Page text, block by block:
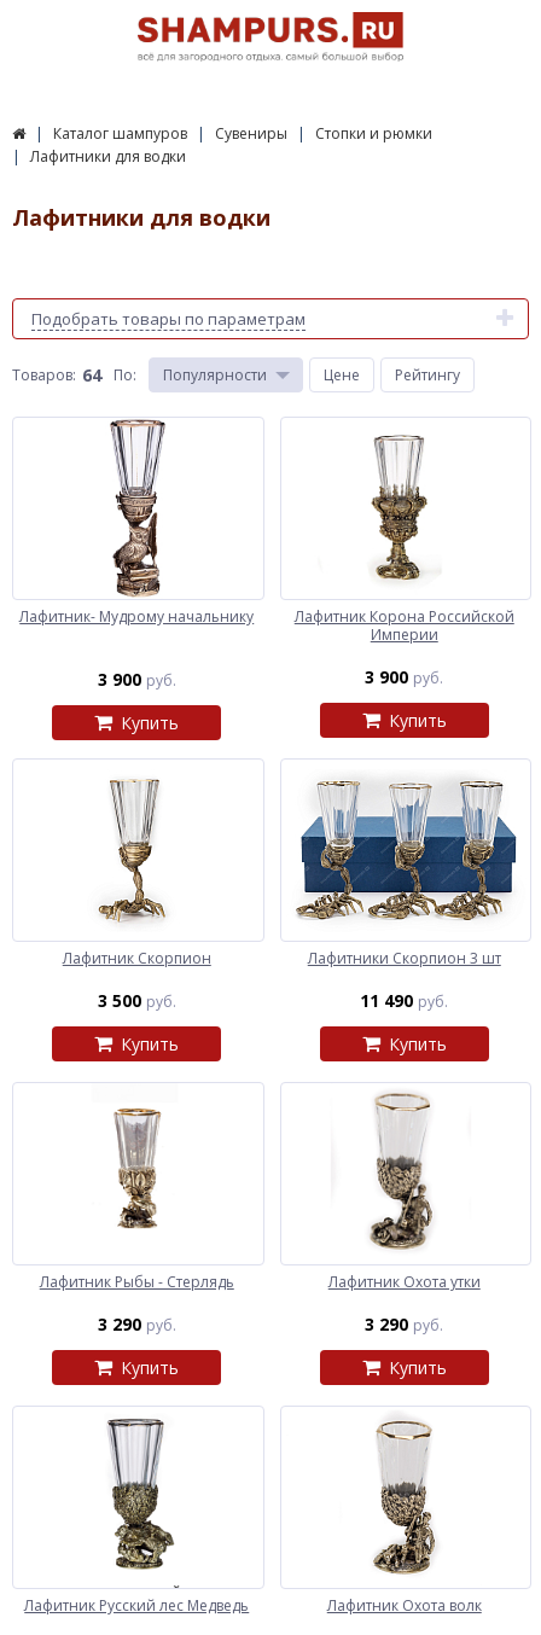
Каталог шампуров Сувениры
Стопки и рюмки
Лафитники для водки
Лафитники для водки
Подобрать товары по параметрам
Товаров: 64 По: Популярности Цене Рейтингу
Лафитник- Мудрому начальнику
3 900 руб.
Купить
Лафитник Корона Российской
Империи
3 900 руб.
Купить
Лафитник Скорпион
3 500 руб.
Купить
Лафитники Скорпион 3 шт
11 490 руб.
Купить
Лафитник Рыбы - Стерлядь
3 290 руб.
Купить
Лафитник Охота утки
3 290 руб.
Купить
Лафитник Русский лес Медведь Лафитник Охота волк